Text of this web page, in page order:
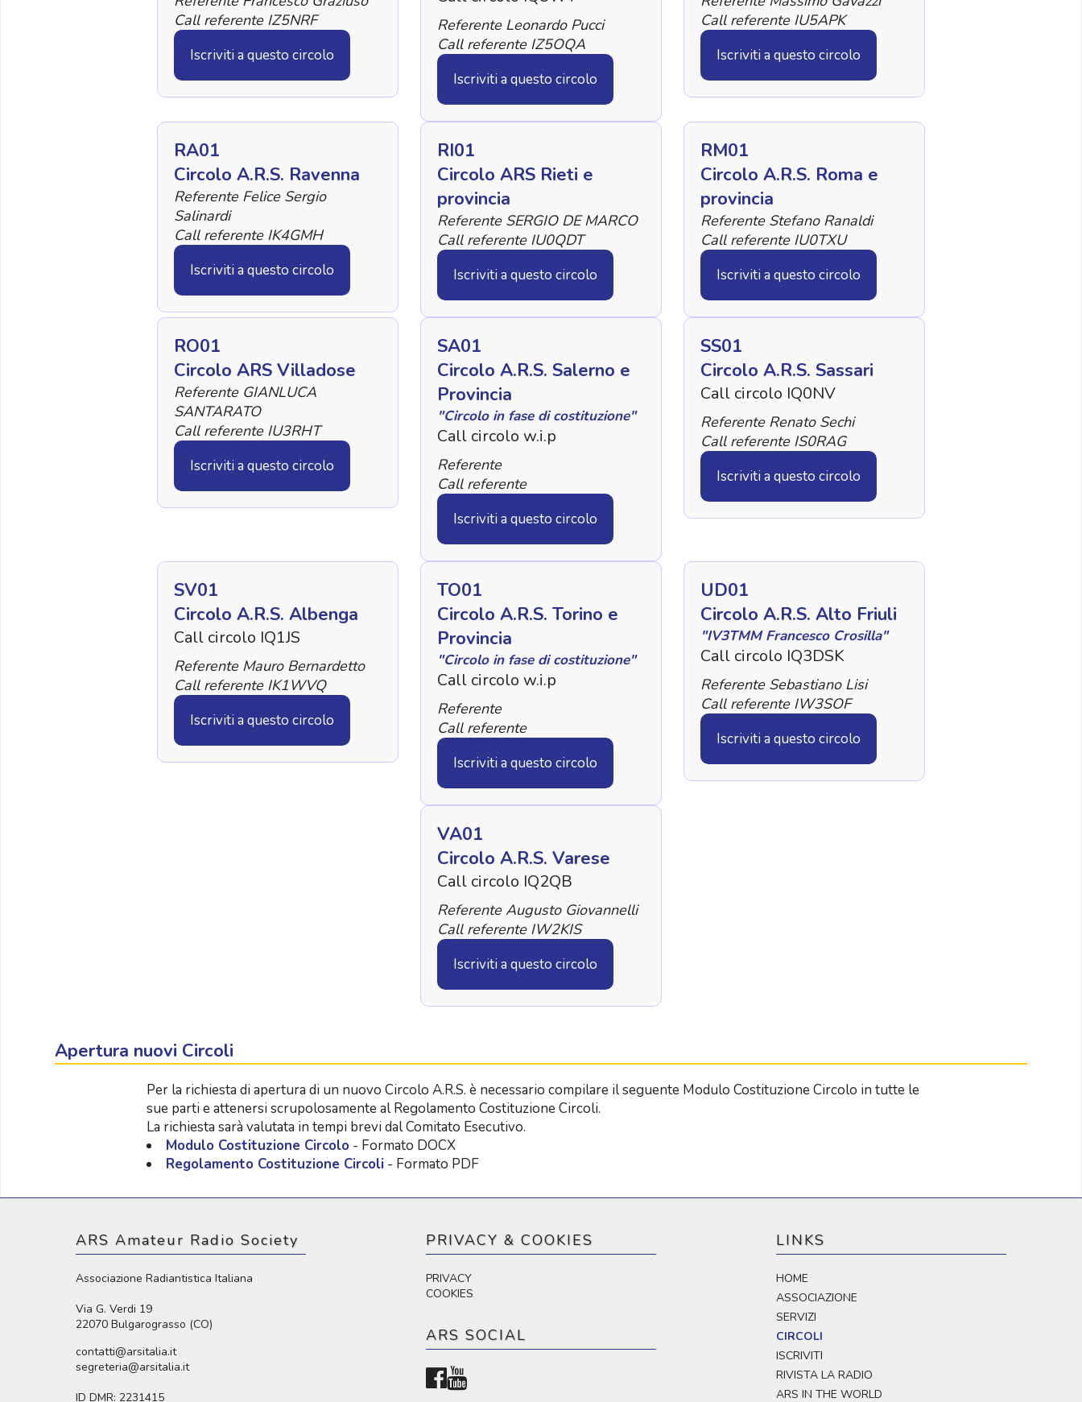
Call referente IZ5NRF
Iscriviti a questo circolo
Referente Leonardo Pucci
Call referente IZ5OQA
Iscriviti a questo circolo
Call referente IU5APK
Iscriviti a questo circolo
RA01
Circolo A.R.S. Ravenna
Referente Felice Sergio
Salinardi
Call referente IK4GMH
Iscriviti a questo circolo
RI01
Circolo ARS Rieti e
provincia
Referente SERGIO DE MARCO
Call referente IU0QDT
Iscriviti a questo circolo
RM01
Circolo A.R.S. Roma e
provincia
Referente Stefano Ranaldi
Call referente IU0TXU
Iscriviti a questo circolo
RO01
Circolo ARS Villadose
Referente GIANLUCA
SANTARATO
Call referente IU3RHT
Iscriviti a questo circolo
SA01
Circolo A.R.S. Salerno e
Provincia
"Circolo in fase di costituzione"
Call circolo w.i.p
Referente
Call referente
Iscriviti a questo circolo
SS01
Circolo A.R.S. Sassari
Call circolo IQ0NV
Referente Renato Sechi
Call referente IS0RAG
Iscriviti a questo circolo
SV01
Circolo A.R.S. Albenga
Call circolo IQ1JS
Referente Mauro Bernardetto
Call referente IK1WVQ
Iscriviti a questo circolo
TO01
Circolo A.R.S. Torino e
Provincia
"Circolo in fase di costituzione"
Call circolo w.i.p
Referente
Call referente
Iscriviti a questo circolo
UD01
Circolo A.R.S. Alto Friuli
"IV3TMM Francesco Crosilla"
Call circolo IQ3DSK
Referente Sebastiano Lisi
Call referente IW3SOF
Iscriviti a questo circolo
VA01
Circolo A.R.S. Varese
Call circolo IQ2QB
Referente Augusto Giovannelli
Call referente IW2KIS
Iscriviti a questo circolo
Apertura nuovi Circoli
Per la richiesta di apertura di un nuovo Circolo A.R.S. è necessario compilare il seguente Modulo Costituzione Circolo in tutte le
sue parti e attenersi scrupolosamente al Regolamento Costituzione Circoli.
La richiesta sarà valutata in tempi brevi dal Comitato Esecutivo.
Modulo Costituzione Circolo- Formato DOCX
Regolamento Costituzione Circoli- Formato PDF
ARS Amateur Radio Society
Associazione Radiantistica Italiana
Via G. Verdi 19
22070 Bulgarograsso (CO)
contatti@arsitalia.it
segreteria@arsitalia.it
ID DMR: 2231415
PRIVACY & COOKIES
PRIVACY
COOKIES
ARS SOCIAL
LINKS
HOME
ASSOCIAZIONE
SERVIZI
CIRCOLI
ISCRIVITI
RIVISTA LA RADIO
ARS IN THE WORLD